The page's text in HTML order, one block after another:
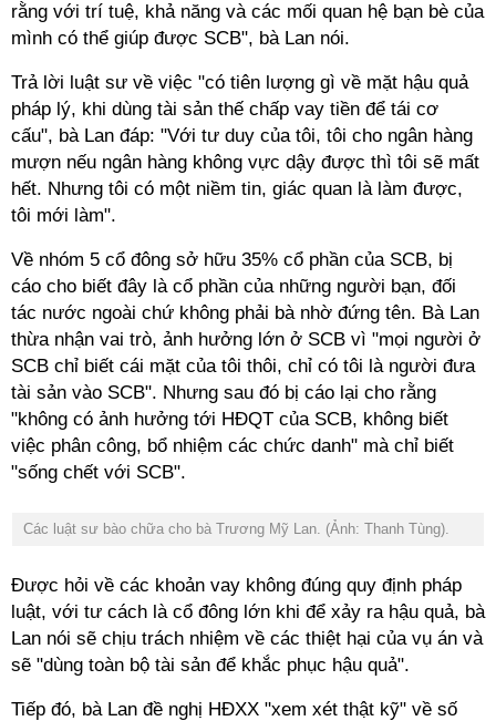
rằng với trí tuệ, khả năng và các mối quan hệ bạn bè của
mình có thể giúp được SCB", bà Lan nói.
Trả lời luật sư về việc "có tiên lượng gì về mặt hậu quả
pháp lý, khi dùng tài sản thế chấp vay tiền để tái cơ
cấu", bà Lan đáp: "Với tư duy của tôi, tôi cho ngân hàng
mượn nếu ngân hàng không vực dậy được thì tôi sẽ mất
hết. Nhưng tôi có một niềm tin, giác quan là làm được,
tôi mới làm".
Về nhóm 5 cổ đông sở hữu 35% cổ phần của SCB, bị
cáo cho biết đây là cổ phần của những người bạn, đối
tác nước ngoài chứ không phải bà nhờ đứng tên. Bà Lan
thừa nhận vai trò, ảnh hưởng lớn ở SCB vì "mọi người ở
SCB chỉ biết cái mặt của tôi thôi, chỉ có tôi là người đưa
tài sản vào SCB". Nhưng sau đó bị cáo lại cho rằng
"không có ảnh hưởng tới HĐQT của SCB, không biết
việc phân công, bổ nhiệm các chức danh" mà chỉ biết
"sống chết với SCB".
Các luật sư bào chữa cho bà Trương Mỹ Lan. (Ảnh: Thanh Tùng).
Được hỏi về các khoản vay không đúng quy định pháp
luật, với tư cách là cổ đông lớn khi để xảy ra hậu quả, bà
Lan nói sẽ chịu trách nhiệm về các thiệt hại của vụ án và
sẽ "dùng toàn bộ tài sản để khắc phục hậu quả".
Tiếp đó, bà Lan đề nghị HĐXX "xem xét thật kỹ" về số